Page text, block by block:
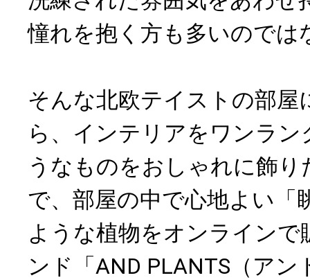
憧れを抱く方も多いのでは
そんな北欧テイストの部屋
ら、インテリアをワンラ
うなものをおしゃれに飾
で、部屋の中で心地よい「
ような植物をオンライン
ンド「AND PLANTS（ア